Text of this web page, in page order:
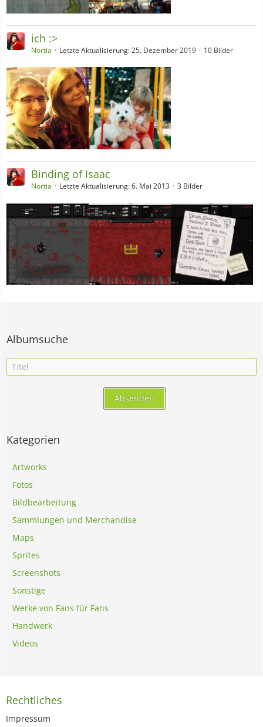
ich :>
Nortia Letzte Aktualisierung:25. Dezember 2019 10 Bilder
Binding of Isaac
Nortia Letzte Aktualisierung:6. Mai 2013 3 Bilder
Albumsuche
Kategorien
Artworks
Fotos
Bildbearbeitung
Sammlungen und Merchandise
Maps
Sprites
Screenshots
Sonstige
Werke von Fans für Fans
Handwerk
Videos
Rechtliches
Impressum